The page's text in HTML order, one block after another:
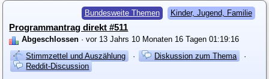
Bundesweite Themen Kinder, Jugend, Familie
Programmantrag direkt #511
Abgeschlossen · vor 13 Jahrs 10 Monaten 16 Tagen 01:19:16
Stimmzettel und Auszählung
· Diskussion zum Thema
·
Reddit-Discussion